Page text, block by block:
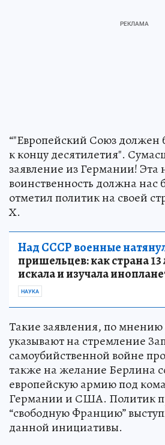
“"Европейский Союз должен
к концу десятилетия".
заявление из Германии! Эта
воинственность должна нас
отметил политик на своей
Х.
Над СССР военные
пришельцев: как страна 13
искала и изучала
НАУКА
Такие заявления, по
указывают на стремление
самоубийственной войне
также на желание Берлина
европейскую армию под
Германии и США. Политик
“свободную Францию”
данной инициативы.